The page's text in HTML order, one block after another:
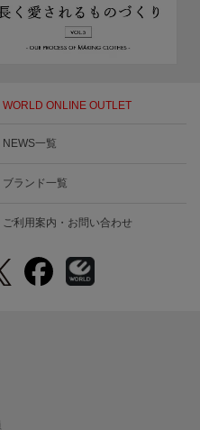
WORLD ONLINE OUTLET
NEWS一覧
ブランド一覧
ご利用案内・お問い合わせ